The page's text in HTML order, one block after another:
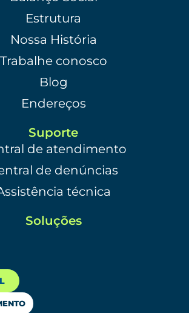
Estrutura
Nossa História
Trabalhe conosco
Blog
Endereços
Suporte
de atendimento
de denúncias
técnica
Soluções